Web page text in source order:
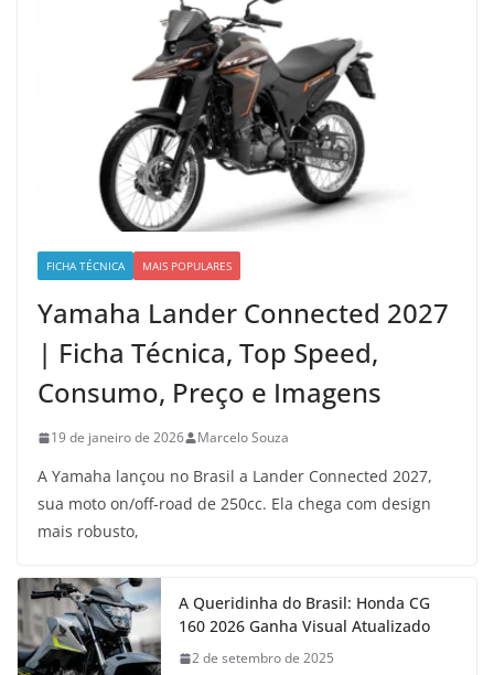
FICHA TÉCNICA MAIS POPULARES
Yamaha Lander Connected 2027
| Ficha Técnica, Top Speed,
Consumo, Preço e Imagens
19 de janeiro de 2026 Marcelo Souza
A Yamaha lançou no Brasil a Lander Connected 2027,
sua moto on/off-road de 250cc. Ela chega com design
mais robusto,
A Queridinha do Brasil: Honda CG
160 2026 Ganha Visual Atualizado
2 de setembro de 2025